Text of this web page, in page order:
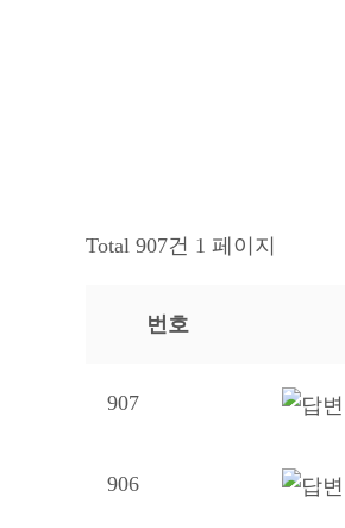
Total 907건 1 페이지
번호
907
906